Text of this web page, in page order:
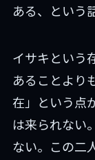
ある、という
イサキという
あることより
在」という点
は来られない
ない。この二